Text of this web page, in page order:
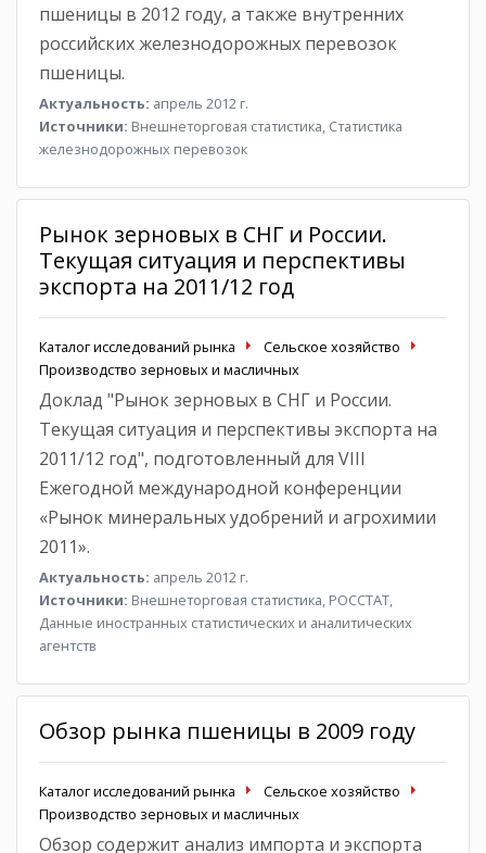
пшеницы в 2012 году, а также внутренних
российских железнодорожных перевозок
пшеницы.
Актуальность: апрель 2012 г.
Источники: Внешнеторговая статистика, Статистика
железнодорожных перевозок
Рынок зерновых в СНГ и России.
Текущая ситуация и перспективы
экспорта на 2011/12 год
Каталог исследований рынка
Сельское хозяйство
Производство зерновых и масличных
Доклад "Рынок зерновых в СНГ и России.
Текущая ситуация и перспективы экспорта на
2011/12 год", подготовленный для VIII
Ежегодной международной конференции
«Рынок минеральных удобрений и агрохимии
2011».
Актуальность: апрель 2012 г.
Источники: Внешнеторговая статистика, РОССТАТ,
Данные иностранных статистических и аналитических
агентств
Обзор рынка пшеницы в 2009 году
Каталог исследований рынка
Сельское хозяйство
Производство зерновых и масличных
Обзор содержит анализ импорта и экспорта